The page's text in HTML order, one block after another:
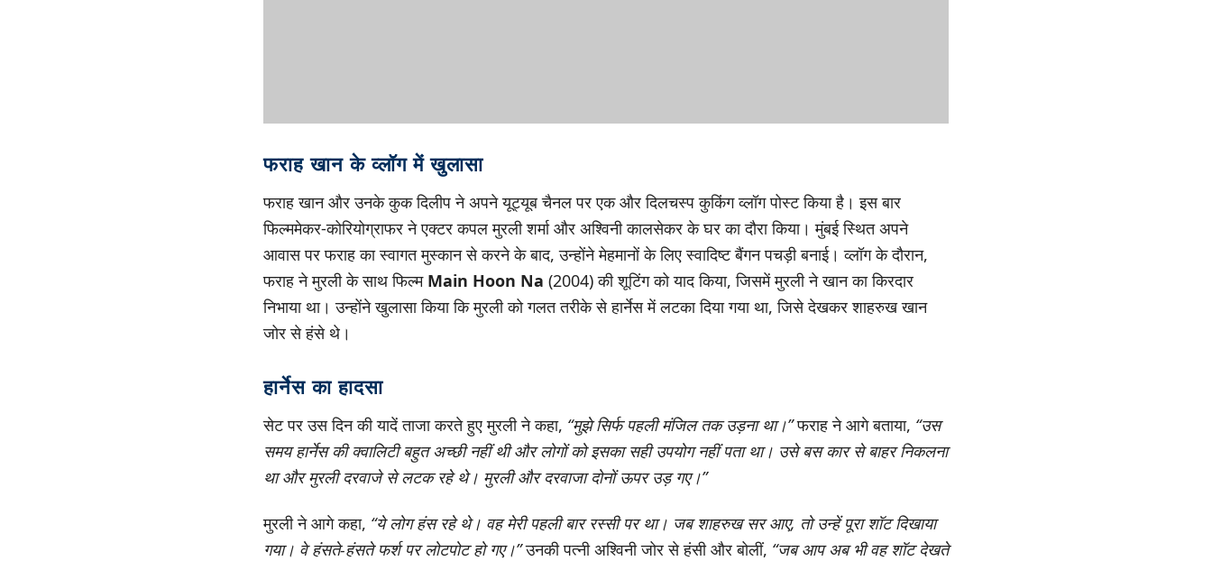
फराह खान के व्लॉग में खुलासा
फराह खान और उनके कुक दिलीप ने अपने यूट्यूब चैनल पर एक और दिलचस्प कुकिंग व्लॉग पोस्ट किया है। इस बार
फिल्ममेकर-कोरियोग्राफर ने एक्टर कपल मुरली शर्मा और अश्विनी कालसेकर के घर का दौरा किया। मुंबई स्थित अपने
आवास पर फराह का स्वागत मुस्कान से करने के बाद, उन्होंने मेहमानों के लिए स्वादिष्ट बैंगन पचड़ी बनाई। व्लॉग के दौरान,
फराह ने मुरली के साथ फिल्म Main Hoon Na (2004) की शूटिंग को याद किया, जिसमें मुरली ने खान का किरदार
निभाया था। उन्होंने खुलासा किया कि मुरली को गलत तरीके से हार्नेस में लटका दिया गया था, जिसे देखकर शाहरुख खान
जोर से हंसे थे।
हार्नेस का हादसा
सेट पर उस दिन की यादें ताजा करते हुए मुरली ने कहा, “मुझे सिर्फ पहली मंजिल तक उड़ना था।”फराह ने आगे बताया, “उस
समय हार्नेस की क्वालिटी बहुत अच्छी नहीं थी और लोगों को इसका सही उपयोग नहीं पता था। उसे बस कार से बाहर निकलना
था और मुरली दरवाजे से लटक रहे थे। मुरली और दरवाजा दोनों ऊपर उड़ गए।”
मुरली ने आगे कहा, “ये लोग हंस रहे थे। वह मेरी पहली बार रस्सी पर था। जब शाहरुख सर आए, तो उन्हें पूरा शॉट दिखाया
गया। वे हंसते-हंसते फर्श पर लोटपोट हो गए।”उनकी पत्नी अश्विनी जोर से हंसी और बोलीं, “जब आप अब भी वह शॉट देखते